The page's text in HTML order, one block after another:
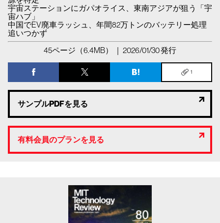
宇宙ステーションにガパオライス、東南アジアが狙う「宇
宙ハブ」
中国でEV廃車ラッシュ、年間82万トンのバッテリー処理
追いつかず
45ページ（6.4MB） ｜ 2026/01/30 発行
1
サンプルPDFを見る
有料会員のプランを見る